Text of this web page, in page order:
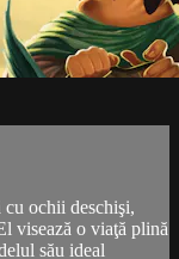
ochii deschişi,
visează o viaţă plină
său ideal